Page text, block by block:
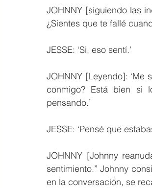
JOHNNY [siguiendo las
¿Sientes que te fallé
JESSE: ‘Si, eso sentí.’
JOHNNY [Leyendo]: ‘Me
conmigo? Está bien si
pensando.’
JESSE: ‘Pensé que
JOHNNY [Johnny
sentimiento.” Johnny
en la conversación, se